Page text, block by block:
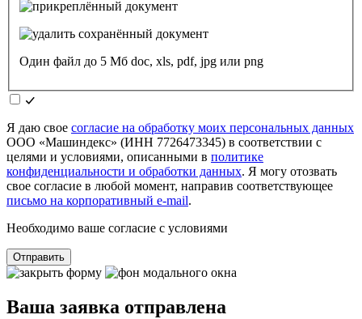
Один файл до 5 Мб doc, xls, pdf, jpg или png
Я даю свое согласие на обработку моих персональных данных
ООО «Машиндекс» (ИНН 7726473345) в соответствии с
целями и условиями, описанными в политике
конфиденциальности и обработки данных. Я могу отозвать
свое согласие в любой момент, направив соответствующее
письмо на корпоративный e-mail.
Необходимо ваше согласие с условиями
Отправить
Ваша заявка отправлена